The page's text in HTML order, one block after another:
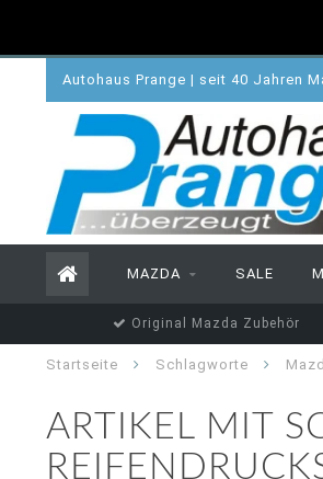
Autohaus Prange | seit 40 Jahren
MAZDA SALE
Original Mazda Zubehör
Startseite Schlagworte
ARTIKEL MIT